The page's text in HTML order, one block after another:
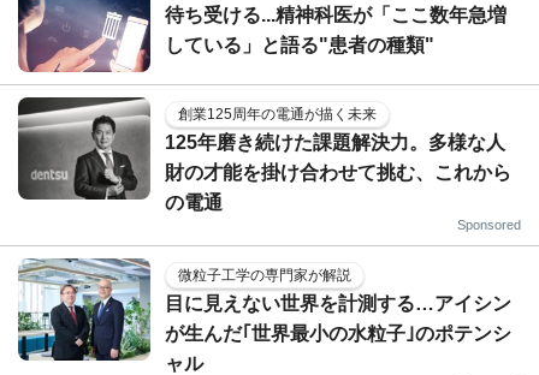
待ち受ける...精神科医が「ここ数年急増
している」と語る"患者の種類"
創業125周年の電通が描く未来
125年磨き続けた課題解決力。多様な人
財の才能を掛け合わせて挑む、これから
の電通
Sponsored
微粒子工学の専門家が解説
目に見えない世界を計測する…アイシン
が生んだ｢世界最小の水粒子｣のポテンシ
ャル